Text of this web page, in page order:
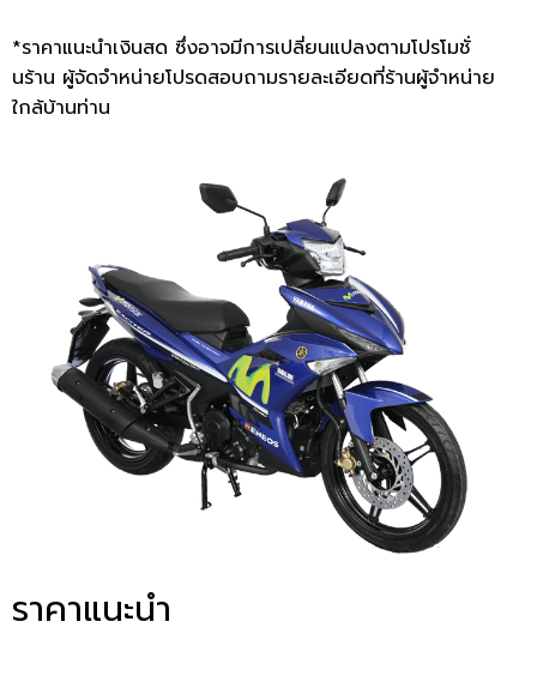
*ราคาแนะนำเงินสด ซึ่งอาจมีการเปลี่ยนแปลงตามโปรโมชั่
นร้าน ผู้จัดจำหน่ายโปรดสอบถามรายละเอียดที่ร้านผู้จำหน่าย
ใกล้บ้านท่าน
ราคาแนะนำ